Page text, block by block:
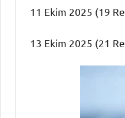
11 Ekim 2025 (19
13 Ekim 2025 (21